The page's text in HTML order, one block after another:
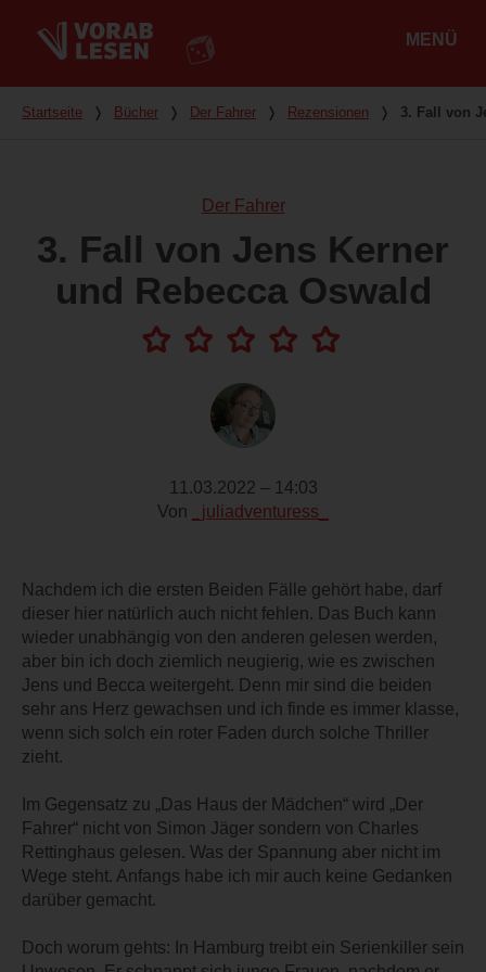
MENÜ
Du bist hier
Startseite ❭ Bücher ❭ Der Fahrer ❭ Rezensionen ❭ 3. Fall von
Der Fahrer
3. Fall von Jens Kerner
und Rebecca Oswald
11.03.2022 – 14:03
Von
_juliadventuress_
Nachdem ich die ersten Beiden Fälle gehört habe, darf
dieser hier natürlich auch nicht fehlen. Das Buch kann
wieder unabhängig von den anderen gelesen werden,
aber bin ich doch ziemlich neugierig, wie es zwischen
Jens und Becca weitergeht. Denn mir sind die beiden
sehr ans Herz gewachsen und ich finde es immer klasse,
wenn sich solch ein roter Faden durch solche Thriller
zieht.
Im Gegensatz zu „Das Haus der Mädchen“ wird „Der
Fahrer“ nicht von Simon Jäger sondern von Charles
Rettinghaus gelesen. Was der Spannung aber nicht im
Wege steht. Anfangs habe ich mir auch keine Gedanken
darüber gemacht.
Doch worum gehts: In Hamburg treibt ein Serienkiller sein